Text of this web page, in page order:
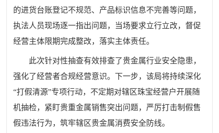
的进货台账登记不规范、产品标识信息不完善等问题，
执法人员现场逐一指出问题，当场要求立行立改，督促
经营主体限期完成整改，落实主体责任。
此次针对性抽查有效排查了贵金属行业安全隐患，
强化了经营者合规经营意识。下一步，该局将持续深化
“打假清源”专项行动，不定期对辖区珠宝经营户开展随
机抽检，紧盯贵重金属销售突出问题，严厉打击制假售
假违法行为，筑牢辖区贵金属消费安全防线。